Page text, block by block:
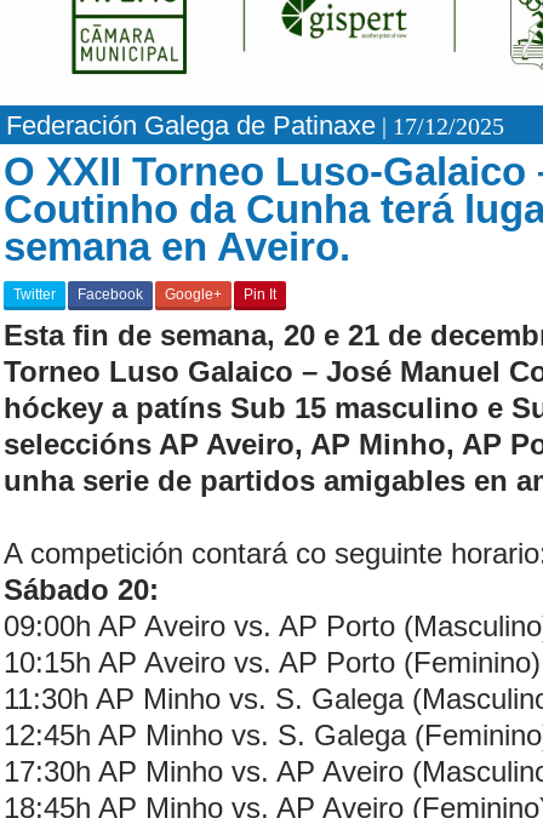
Federación Galega de Patinaxe | 17/12/2025
O XXII Torneo Luso-Galaico
Coutinho da Cunha terá
semana en Aveiro.
Twitter Facebook Google+ Pin It
Esta fin de semana, 20 e 21 de
Torneo Luso Galaico – José Manuel
hóckey a patíns Sub 15 masculino e
seleccións AP Aveiro, AP Minho, AP
unha serie de partidos amigables en
A competición contará co seguinte
Sábado 20:
09:00h AP Aveiro vs. AP Porto
10:15h AP Aveiro vs. AP Porto (Feminino)
11:30h AP Minho vs. S. Galega
12:45h AP Minho vs. S. Galega
17:30h AP Minho vs. AP Aveiro
18:45h AP Minho vs. AP Aveiro